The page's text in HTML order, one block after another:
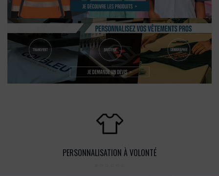
PERSONNALISATION À VOLONTÉ